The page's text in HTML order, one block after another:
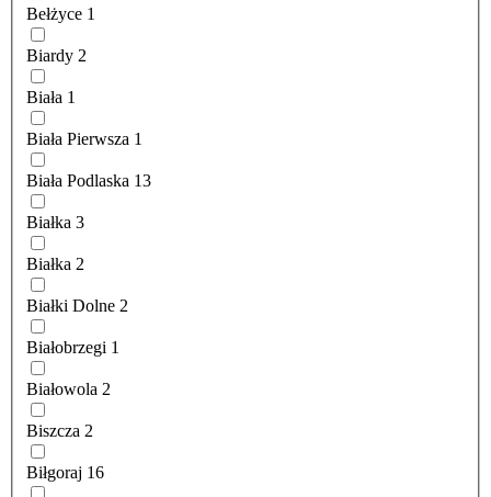
Bełżyce 1
Biardy 2
Biała 1
Biała Pierwsza 1
Biała Podlaska 13
Białka 3
Białka 2
Białki Dolne 2
Białobrzegi 1
Białowola 2
Biszcza 2
Biłgoraj 16